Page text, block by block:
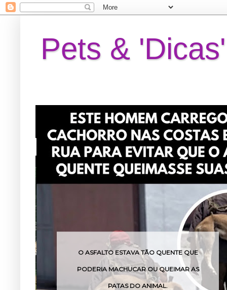
Pets & 'Dicas'
O ASFALTO ESTAVA TÃO QUENTE QUE
MACHUCAR OU QUEIMAR AS
PATAS DO ANIMAL.
O